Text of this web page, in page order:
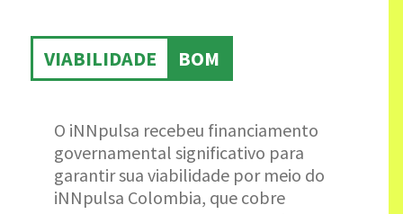
VIABILIDADE BOM
O iNNpulsa recebeu financiamento
governamental significativo para
garantir sua viabilidade por meio do
iNNpulsa Colombia, que cobre